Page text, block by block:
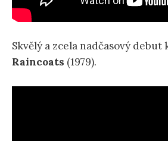
Skvělý a zcela nadčasový debut
Raincoats (1979).